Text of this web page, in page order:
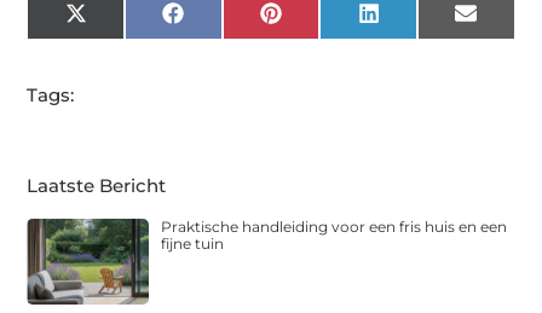
X
(Twitter)
FacebookPinterest LinkedIn Email
Tags:
Laatste Bericht
Praktische handleiding voor een fris huis en een
fijne tuin